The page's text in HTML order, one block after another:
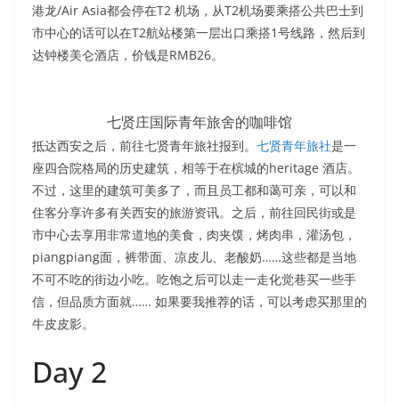
港龙/Air Asia都会停在T2 机场，从T2机场要乘搭公共巴士到
市中心的话可以在T2航站楼第一层出口乘搭1号线路，然后到
达钟楼美仑酒店，价钱是RMB26。
七贤庄国际青年旅舍的咖啡馆
抵达西安之后，前往七贤青年旅社报到。 七贤青年旅社是一
座四合院格局的历史建筑，相等于在槟城的heritage 酒店。
不过，这里的建筑可美多了，而且员工都和蔼可亲，可以和
住客分享许多有关西安的旅游资讯。之后，前往回民街或是
市中心去享用非常道地的美食，肉夹馍，烤肉串，灌汤包，
piangpiang面，裤带面、凉皮儿、老酸奶……这些都是当地
不可不吃的街边小吃。吃饱之后可以走一走化觉巷买一些手
信，但品质方面就…… 如果要我推荐的话，可以考虑买那里的
牛皮皮影。
Day 2